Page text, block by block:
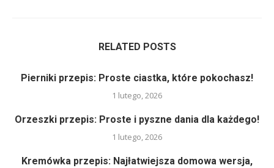
RELATED POSTS
Pierniki przepis: Proste ciastka, które pokochasz!
1 lutego, 2026
Orzeszki przepis: Proste i pyszne dania dla każdego!
1 lutego, 2026
Kremówka przepis: Najłatwiejsza domowa wersja,